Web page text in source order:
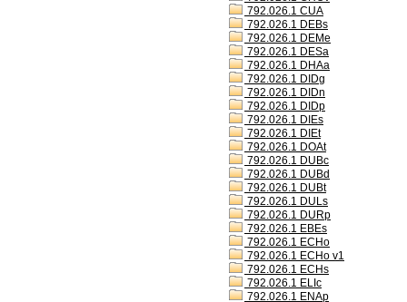
792.026.1 CUA
792.026.1 DEBs
792.026.1 DEMe
792.026.1 DESa
792.026.1 DHAa
792.026.1 DIDg
792.026.1 DIDn
792.026.1 DIDp
792.026.1 DIEs
792.026.1 DIEt
792.026.1 DOAt
792.026.1 DUBc
792.026.1 DUBd
792.026.1 DUBt
792.026.1 DULs
792.026.1 DURp
792.026.1 EBEs
792.026.1 ECHo
792.026.1 ECHo v1
792.026.1 ECHs
792.026.1 ELIc
792.026.1 ENAp